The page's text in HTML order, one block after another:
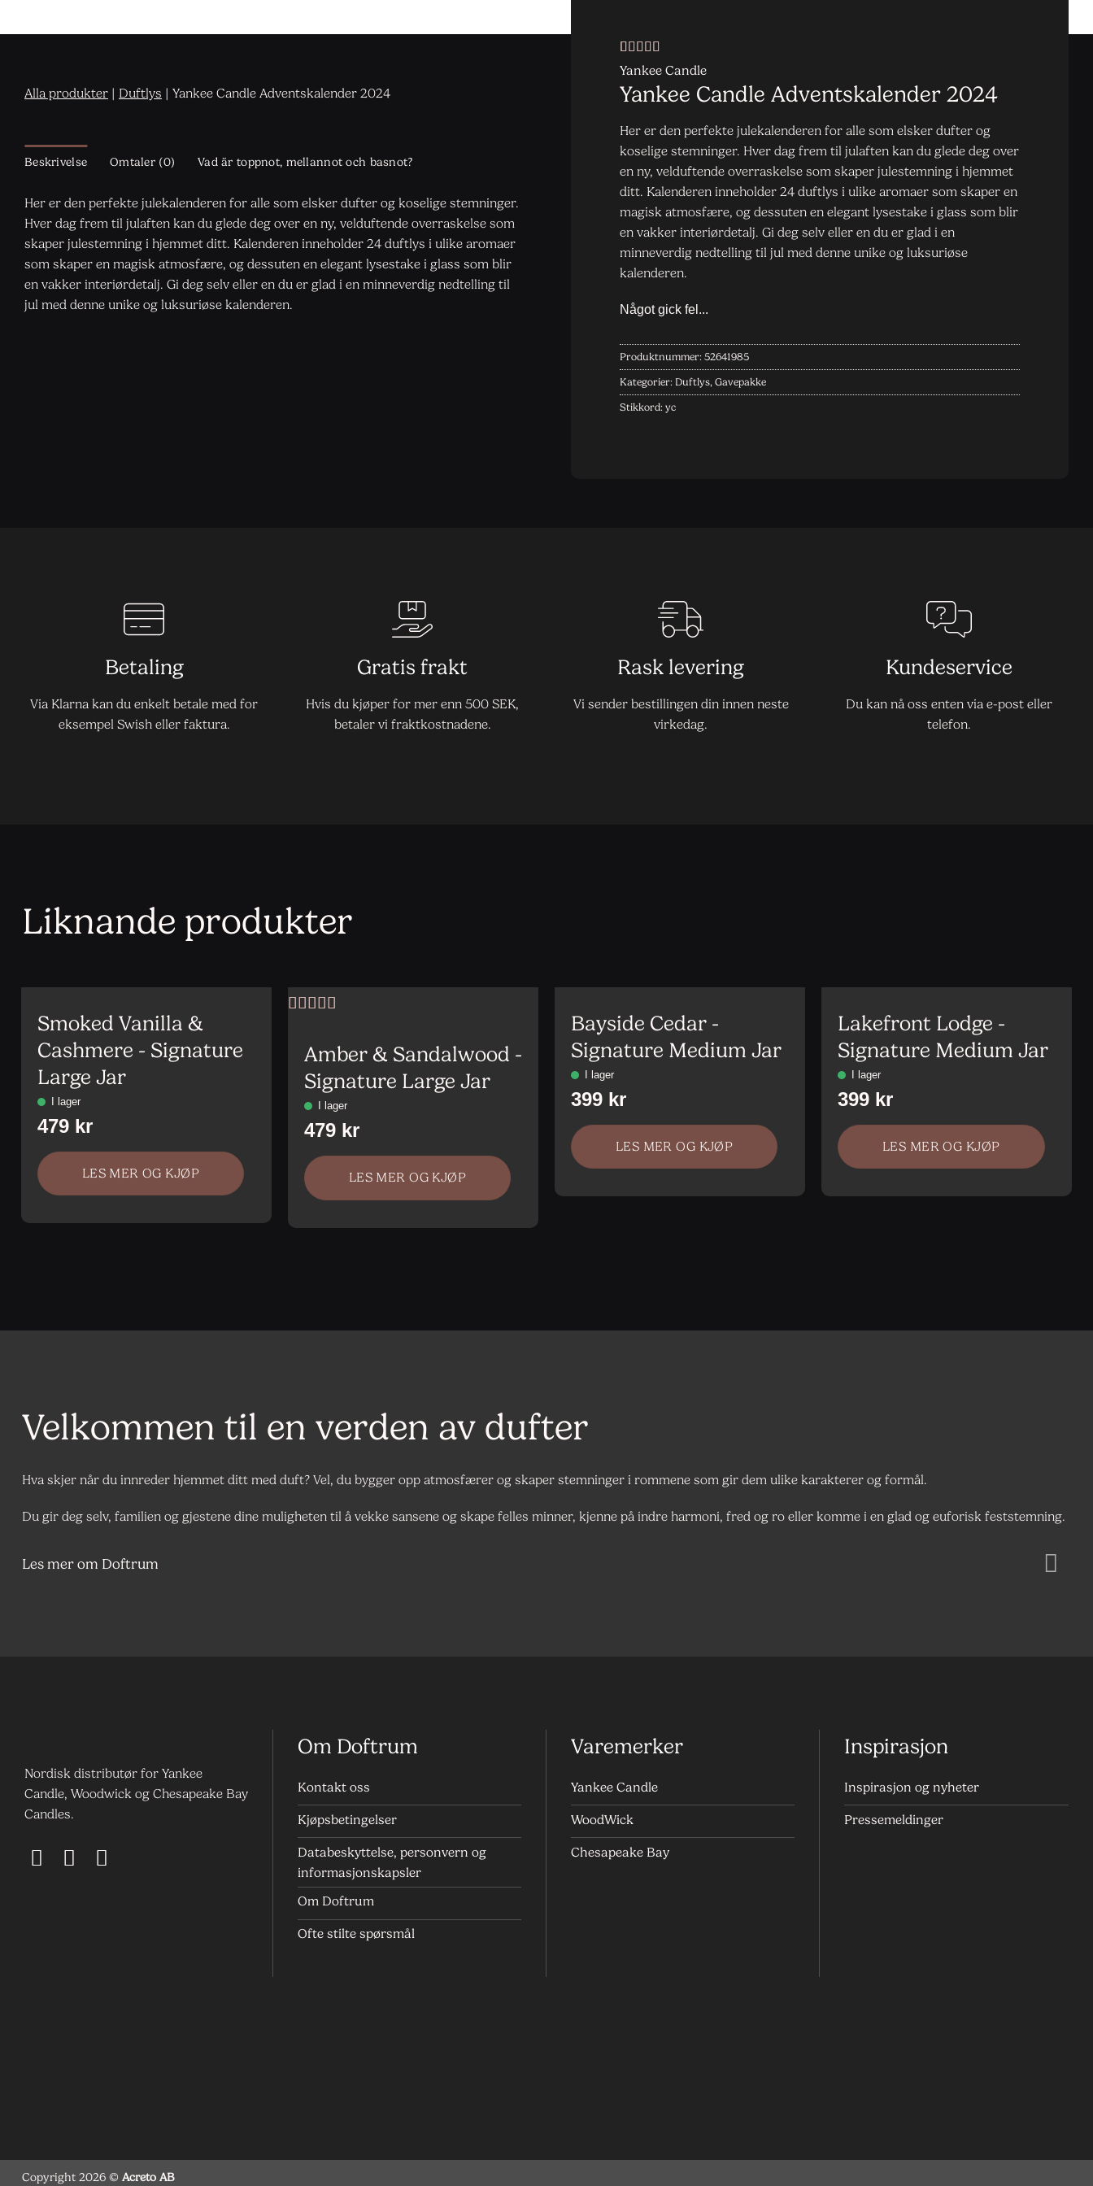
Alla produkter | Duftlys | Yankee Candle Adventskalender 2024
Beskrivelse Omtaler (0) Vad är toppnot, mellannot och basnot?
Her er den perfekte julekalenderen for alle som elsker dufter og koselige stemninger.
Hver dag frem til julaften kan du glede deg over en ny, velduftende overraskelse som
skaper julestemning i hjemmet ditt. Kalenderen inneholder 24 duftlys i ulike aromaer
som skaper en magisk atmosfære, og dessuten en elegant lysestake i glass som blir
en vakker interiørdetalj. Gi deg selv eller en du er glad i en minneverdig nedtelling til
jul med denne unike og luksuriøse kalenderen.
Vurdert 5av
5 basert på
3
kundevurderinger
Yankee Candle
Yankee Candle Adventskalender 2024
Her er den perfekte julekalenderen for alle som elsker dufter og
koselige stemninger. Hver dag frem til julaften kan du glede deg over
en ny, velduftende overraskelse som skaper julestemning i hjemmet
ditt. Kalenderen inneholder 24 duftlys i ulike aromaer som skaper en
magisk atmosfære, og dessuten en elegant lysestake i glass som blir
en vakker interiørdetalj. Gi deg selv eller en du er glad i en
minneverdig nedtelling til jul med denne unike og luksuriøse
kalenderen.
Produktnummer: 52641985
Kategorier: Duftlys, Gavepakke
Stikkord: yc
Betaling
Via Klarna kan du enkelt betale med for
eksempel Swish eller faktura.
Gratis frakt
Hvis du kjøper for mer enn 500 SEK,
betaler vi fraktkostnadene.
Rask levering
Vi sender bestillingen din innen neste
virkedag.
Kundeservice
Du kan nå oss enten via e-post eller
telefon.
Liknande produkter
Smoked Vanilla &
Cashmere - Signature
Large Jar
LES MER OG KJØP
Amber & Sandalwood -
Signature Large Jar
LES MER OG KJØP
Bayside Cedar -
Signature Medium Jar
LES MER OG KJØP
Lakefront Lodge -
Signature Medium Jar
LES MER OG KJØP
Velkommen til en verden av dufter
Hva skjer når du innreder hjemmet ditt med duft? Vel, du bygger opp atmosfærer og skaper stemninger i rommene som gir dem ulike karakterer og formål.
Du gir deg selv, familien og gjestene dine muligheten til å vekke sansene og skape felles minner, kjenne på indre harmoni, fred og ro eller komme i en glad og euforisk feststemning.
Les mer om Doftrum
Nordisk distributør for Yankee
Candle, Woodwick og Chesapeake Bay
Candles.
Om Doftrum
Kontakt oss
Kjøpsbetingelser
Databeskyttelse, personvern og
informasjonskapsler
Om Doftrum
Ofte stilte spørsmål
Varemerker
Yankee Candle
WoodWick
Chesapeake Bay
Inspirasjon
Inspirasjon og nyheter
Pressemeldinger
Copyright 2026 © Acreto AB